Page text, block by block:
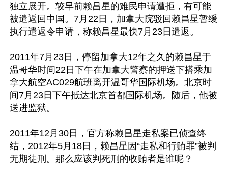
独立展开。较早前赖昌星的难民申请遭拒，有可能
被遣返回中国。7月22日，加拿大院驳回赖昌星暂缓
执行遣返令申请，称赖昌星最快7月23日遣返。
2011年7月23日，停留加拿大12年之久的赖昌星于
温哥华时间22日下午在加拿大警察的押送下搭乘加
拿大航空AC029航班离开温哥华国际机场。北京时
间7月23日下午抵达北京首都国际机场。随后，他被
送进监狱。
2011年12月30日，官方称赖昌星走私案已侦查终
结，2012年5月18日，赖昌星因“走私和行贿罪”被判
无期徒刑。那么应该判死刑的收贿者是谁呢？